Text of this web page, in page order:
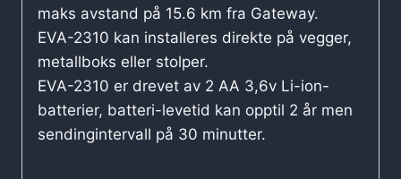
maks avstand på 15.6 km fra Gateway.
EVA-2310 kan installeres direkte på vegger,
metallboks eller stolper.
EVA-2310 er drevet av 2 AA 3,6v Li-ion-
batterier, batteri-levetid kan opptil 2 år men
sendingintervall på 30 minutter.